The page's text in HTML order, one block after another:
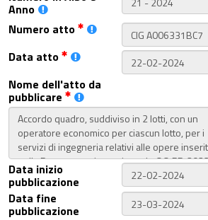
Anno
Numero atto
Data atto
Nome dell'atto da
pubblicare
Data inizio
pubblicazione
Data fine
pubblicazione